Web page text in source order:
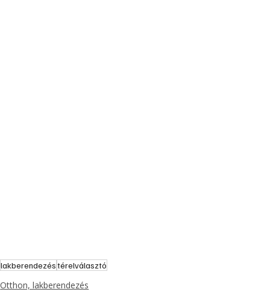
lakberendezéstérelválasztó
Otthon, lakberendezés